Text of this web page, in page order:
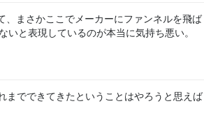
、まさかここでメーカーにファンネルを飛ば
と表現しているのが本当に気持ち悪い。
までできてきたということはやろうと思えば